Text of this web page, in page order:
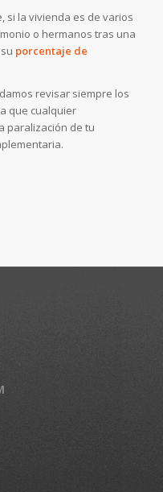
si la vivienda es de varios
o hermanos tras una
porcentaje de
revisar siempre los
que cualquier
paralización de tu